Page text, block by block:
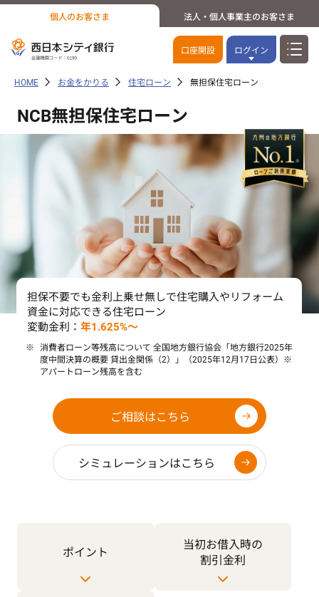
個人のお客さま 法人・個人事業主のお客さま
口座開設 ログイン
HOME お金をかりる 住宅ローン 無担保住宅ローン
NCB無担保住宅ローン
担保不要でも金利上乗せ無しで住宅購入やリフォーム
資金に対応できる住宅ローン
変動金利：年1.625%～
消費者ローン等残高について 全国地方銀行協会「地方銀行2025年
度中間決算の概要 貸出金関係（2）」（2025年12月17日公表）※
アパートローン残高を含む
ご相談はこちら
シミュレーションはこちら
ポイント
当初お借入時の
割引金利